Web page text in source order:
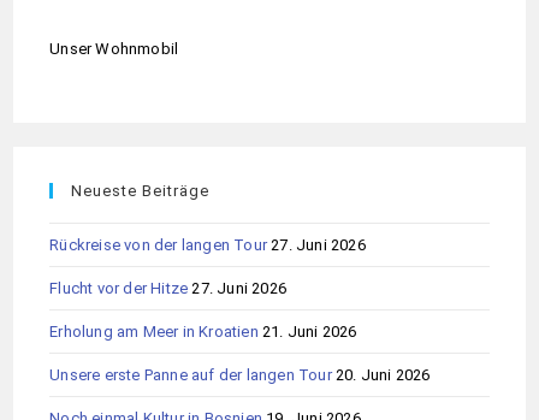
Unser Wohnmobil
Neueste Beiträge
Rückreise von der langen Tour 27. Juni 2026
Flucht vor der Hitze 27. Juni 2026
Erholung am Meer in Kroatien 21. Juni 2026
Unsere erste Panne auf der langen Tour 20. Juni 2026